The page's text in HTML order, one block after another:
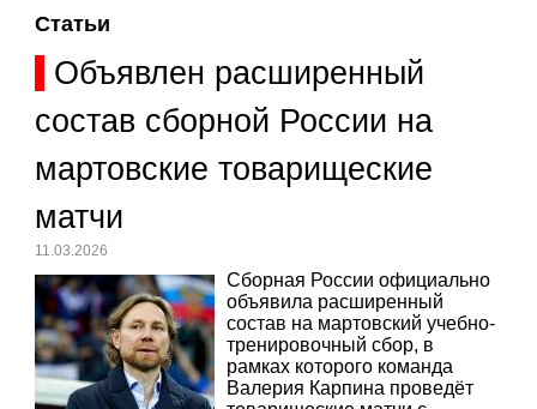
Статьи
Объявлен расширенный
состав сборной России на
мартовские товарищеские
матчи
11.03.2026
Сборная России официально
объявила расширенный
состав на мартовский учебно-
тренировочный сбор, в
рамках которого команда
Валерия Карпина проведёт